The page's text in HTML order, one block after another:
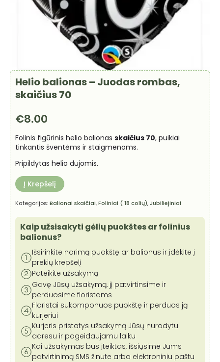
Helio balionas – Juodas rombas,
skaičius 70
€8.00
Folinis figūrinis helio balionas skaičius 70, puikiai
tinkantis šventėms ir staigmenoms.
Pripildytas helio dujomis.
Į Krepšelį
Kategorijos:Balionai skaičiai,Foliniai ( 18 colių),Jubiliejiniai
Kaip užsisakyti gėlių puokštes ar folinius
balionus?
Išsirinkite norimą puokštę ar balionus ir įdėkite į
prekių krepšelį
Pateikite užsakymą
Gavę Jūsų užsakymą, jį patvirtinsime ir
perduosime floristams
Floristai sukomponuos puokštę ir perduos ją
kurjeriui
Kurjeris pristatys užsakymą Jūsų nurodytu
adresu ir pageidaujamu laiku
Kai užsakymas bus įteiktas, išsiųsime Jums
patvirtinimą SMS žinute arba elektroniniu paštu